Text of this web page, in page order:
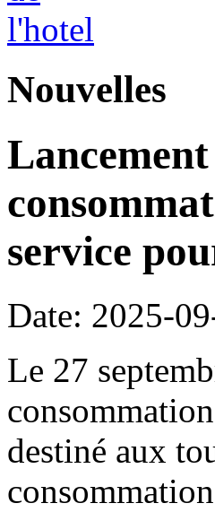
Nouvelles
service
Date: 2025-
Le 27
destiné aux